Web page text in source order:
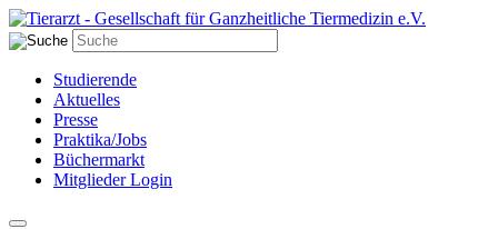
Studierende
Aktuelles
Presse
Praktika/Jobs
Büchermarkt
Mitglieder Login